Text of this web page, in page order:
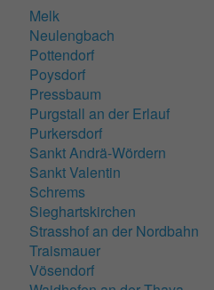
Melk
Neulengbach
Pottendorf
Poysdorf
Pressbaum
Purgstall an der Erlauf
Purkersdorf
Sankt Andrä-Wördern
Sankt Valentin
Schrems
Sieghartskirchen
Strasshof an der Nordbahn
Traismauer
Vösendorf